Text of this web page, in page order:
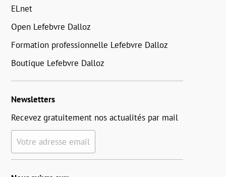
ELnet
Open Lefebvre Dalloz
Formation professionnelle Lefebvre Dalloz
Boutique Lefebvre Dalloz
Newsletters
Recevez gratuitement nos actualités par mail
Votre adresse email